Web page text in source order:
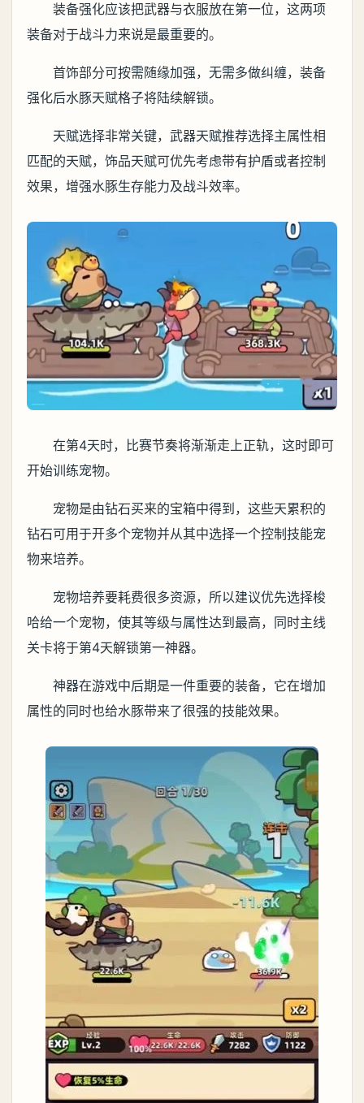
装备强化应该把武器与衣服放在第一位，这两项
装备对于战斗力来说是最重要的。
首饰部分可按需随缘加强，无需多做纠缠，装备
强化后水豚天赋格子将陆续解锁。
天赋选择非常关键，武器天赋推荐选择主属性相
匹配的天赋，饰品天赋可优先考虑带有护盾或者控制
效果，增强水豚生存能力及战斗效率。
在第4天时，比赛节奏将渐渐走上正轨，这时即可
开始训练宠物。
宠物是由钻石买来的宝箱中得到，这些天累积的
钻石可用于开多个宠物并从其中选择一个控制技能宠
物来培养。
宠物培养要耗费很多资源，所以建议优先选择梭
哈给一个宠物，使其等级与属性达到最高，同时主线
关卡将于第4天解锁第一神器。
神器在游戏中后期是一件重要的装备，它在增加
属性的同时也给水豚带来了很强的技能效果。